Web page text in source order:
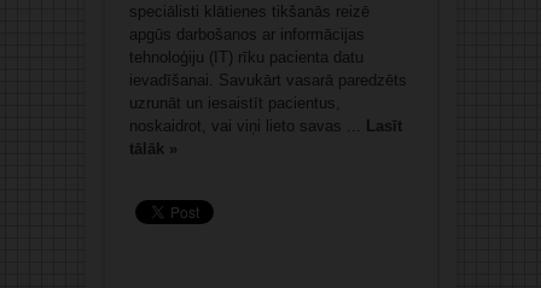
speciālisti klātienes tikšanās reizē
apgūs darbošanos ar informācijas
tehnoloģiju (IT) rīku pacienta datu
ievadīšanai. Savukārt vasarā paredzēts
uzrunāt un iesaistīt pacientus,
noskaidrot, vai viņi lieto savas ... Lasīt
tālāk »